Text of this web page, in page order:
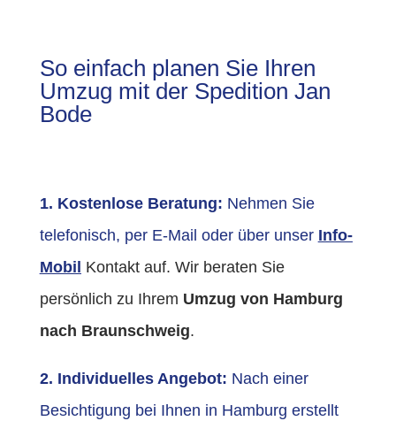
So einfach planen Sie Ihren
Umzug mit der Spedition Jan
Bode
1. Kostenlose Beratung: Nehmen Sie
telefonisch, per E-Mail oder über unser Info-
Mobil Kontakt auf. Wir beraten Sie
persönlich zu Ihrem Umzug von Hamburg
nach Braunschweig.
2. Individuelles Angebot: Nach einer
Besichtigung bei Ihnen in Hamburg erstellt